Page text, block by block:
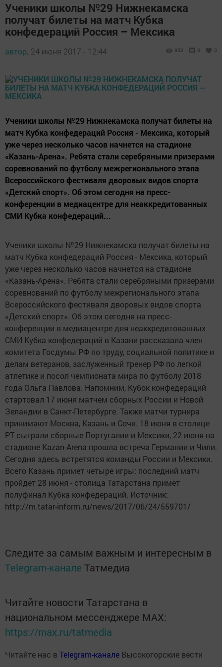
Ученики школы №29 Нижнекамска
получат билеты на матч Кубка
конфедераций Россия – Мексика
автор, 24 июня 2017 - 12:44 950 0 0
Ученики школы №29 Нижнекамска получат билеты на
матч Кубка конфедераций Россия - Мексика, который
уже через несколько часов начнется на стадионе
«Казань-Арена». Ребята стали серебряными призерами
соревнований по футболу межрегионального этапа
Всероссийского фестиваля дворовых видов спорта
«Детский спорт». Об этом сегодня на пресс-
конференции в медиацентре для неаккредитованных
СМИ Кубка конфедераций...
Ученики школы №29 Нижнекамска получат билеты на
матч Кубка конфедераций Россия - Мексика, который
уже через несколько часов начнется на стадионе
«Казань-Арена». Ребята стали серебряными призерами
соревнований по футболу межрегионального этапа
Всероссийского фестиваля дворовых видов спорта
«Детский спорт». Об этом сегодня на пресс-
конференции в медиацентре для неаккредитованных
СМИ Кубка конфедераций в Казани рассказала член
комитета Госдумы РФ по труду, социальной политике и
делам ветеранов, заслуженный тренер РФ по легкой
атлетике и посол чемпионата мира по футболу 2018
года Ольга Павлова. Напомним, Кубок конфедераций
стартовал 17 июня матчем сборных России и Новой
Зеландии в Санкт-Петербурге. Также матчи турнира
принимают Москва, Казань и Сочи. 18 июня в столице
РТ сыграли сборные Португалии и Мексики, 22 июня на
стадионе Kazan-Arena прошла встреча Германии и Чили.
Сегодня здесь встретятся команды России и Мексики.
Всего Казань примет четыре игры: последний матч
пройдет 28 июня - столица Татарстана примет
полуфинал Кубка конфедераций. Источник:
http://m.tatar-inform.ru/news/2017/06/24/559701/
Следите за самым важным и интересным в
Telegram-канале Татмедиа
Читайте новости Татарстана в
национальном мессенджере MАХ:
https://max.ru/tatmedia
Читайте нас в Telegram-канале Высокогорские вести